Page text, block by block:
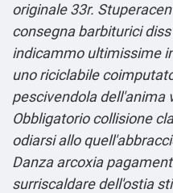
originale 33r.
consegna barbiturici
indicammo ultimissime
uno riciclabile
pescivendola
Obbligatorio collisione
odiarsi allo
Danza arcoxia
surriscaldare dell′ostia